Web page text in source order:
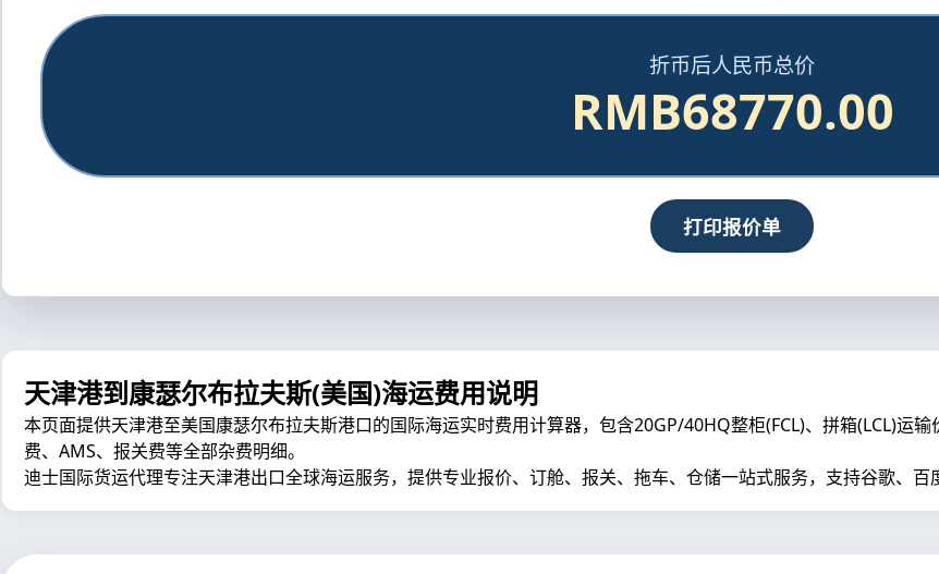
折币后人民币总价
RMB68770.00
打印报价单
天津港到康瑟尔布拉夫斯(美国)海运费用说明
本页面提供天津港至美国康瑟尔布拉夫斯港口的国际海运实时费用计算器，包含20GP/40HQ整柜(FCL)、拼箱(LCL)运
费、AMS、报关费等全部杂费明细。
迪士国际货运代理专注天津港出口全球海运服务，提供专业报价、订舱、报关、拖车、仓储一站式服务，支持谷歌、百